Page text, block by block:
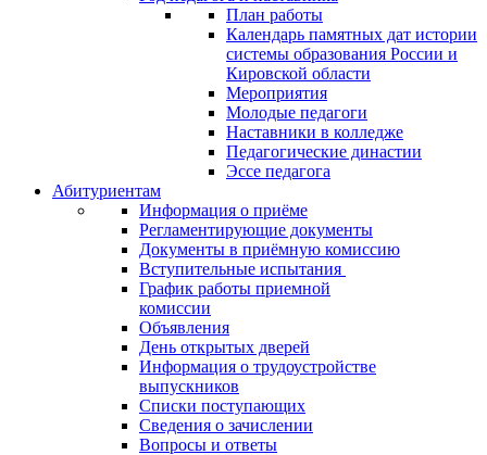
План работы
Календарь памятных дат истории
системы образования России и
Кировской области
Мероприятия
Молодые педагоги
Наставники в колледже
Педагогические династии
Эссе педагога
Абитуриентам
Информация о приёме
Регламентирующие документы
Документы в приёмную комиссию
Вступительные испытания
График работы приемной
комиссии
Объявления
День открытых дверей
Информация о трудоустройстве
выпускников
Списки поступающих
Сведения о зачислении
Вопросы и ответы